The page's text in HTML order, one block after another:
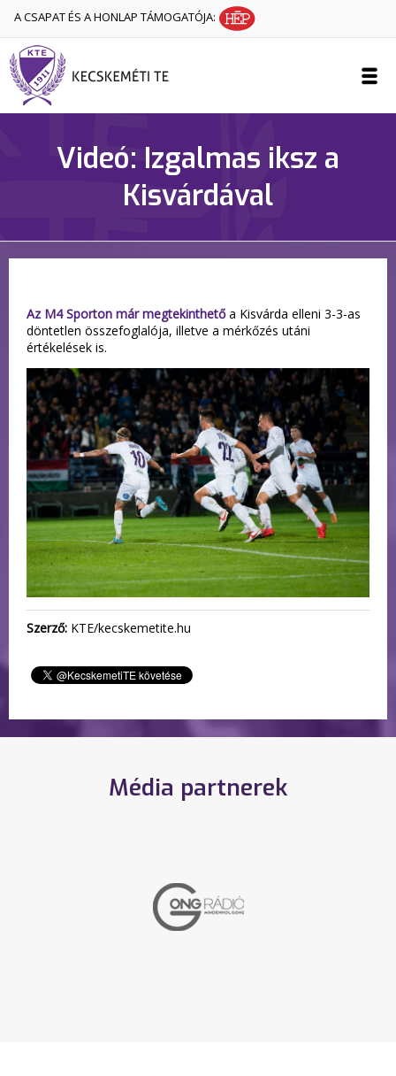
A CSAPAT ÉS A HONLAP TÁMOGATÓJA:
Videó: Izgalmas iksz a
Kisvárdával
Az M4 Sporton már megtekinthetőa Kisvárda elleni 3-3-as
döntetlen összefoglalója, illetve a mérkőzés utáni
értékelések is.
Szerző: KTE/kecskemetite.hu
Média partnerek